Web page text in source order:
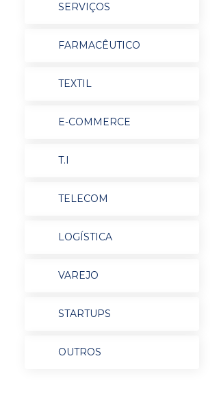
SERVIÇOS
FARMACÊUTICO
TEXTIL
E-COMMERCE
T.I
TELECOM
LOGÍSTICA
VAREJO
STARTUPS
OUTROS